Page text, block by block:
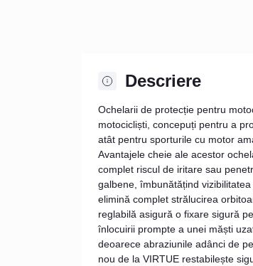
Descriere
Ochelarii de protecție pentru
motocicliști, concepuți pentru a
atât pentru sporturile cu motor
Avantajele cheie ale acestor
complet riscul de iritare sau
galbene, îmbunătățind
elimină complet strălucirea
reglabilă asigură o fixare sigură
înlocuirii prompte a unei măști
deoarece abraziunile adânci de
nou de la VIRTUE restabilește